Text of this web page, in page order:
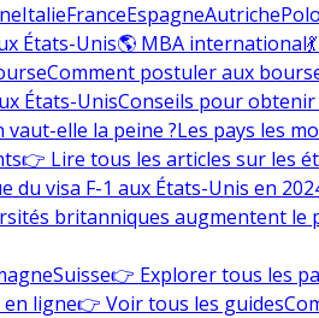
ItalieFranceEspagneAutriche
États-Unis🌎 MBA international
Comment postuler aux
États-UnisConseils pour
elle la peine ?Les pays les
👉 Lire tous les articles sur les
du visa F-1 aux États-Unis en
britanniques augmentent le
Suisse👉 Explorer tous les
en ligne👉 Voir tous les guides